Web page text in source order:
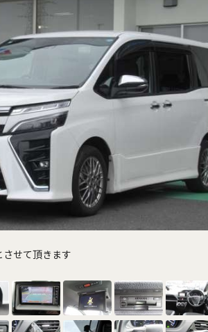
せて頂きます